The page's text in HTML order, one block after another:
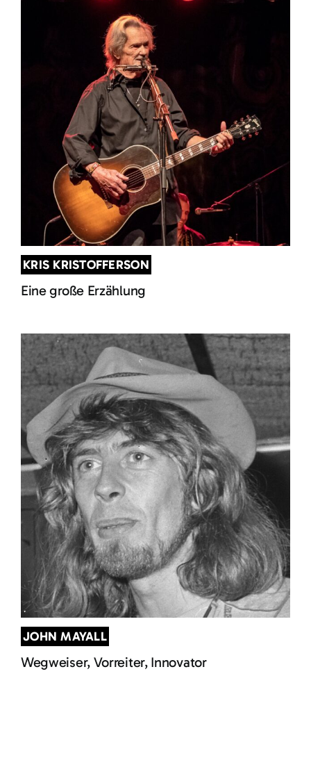
KRIS KRISTOFFERSON
Eine große Erzählung
JOHN MAYALL
Wegweiser, Vorreiter, Innovator